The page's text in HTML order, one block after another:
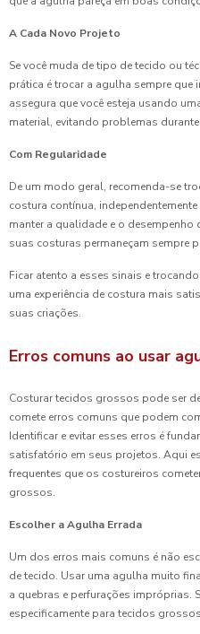
A Cada Novo Projeto
Se você muda de tipo de tecido ou
prática é trocar a agulha sempre
assegura que você esteja usando
material, evitando problemas
Com Regularidade
De um modo geral, recomenda-se
costura contínua,
manter a qualidade e o
suas costuras permaneçam sempre
Ficar atento a esses sinais e
uma experiência de costura mais
suas criações.
Erros comuns ao usar
Costurar tecidos grossos pode ser
comete erros comuns que podem
Identificar e evitar esses erros é
satisfatório em seus projetos. Aqui
frequentes que os costureiros
grossos.
Escolher a Agulha Errada
Um dos erros mais comuns é não
de tecido. Usar uma agulha muito
a quebras e perfurações impróprias.
especificamente para tecidos